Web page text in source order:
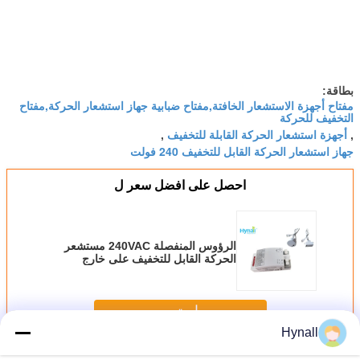
بطاقة:
مفتاح أجهزة الاستشعار الخافتة,مفتاح ضبابية جهاز استشعار الحركة,مفتاح
التخفيف للحركة
, أجهزة استشعار الحركة القابلة للتخفيف ,
جهاز استشعار الحركة القابل للتخفيف 240 فولت
احصل على افضل سعر ل
الرؤوس المنفصلة 240VAC مستشعر
الحركة القابل للتخفيف على خارج
استمر
أكثرجهاز استشعار الحركة عكس الضوء
Hynall